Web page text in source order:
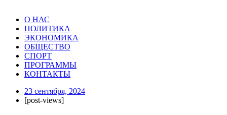
О НАС
ПОЛИТИКА
ЭКОНОМИКА
ОБЩЕСТВО
СПОРТ
ПРОГРАММЫ
КОНТАКТЫ
23 сентября, 2024
[post-views]